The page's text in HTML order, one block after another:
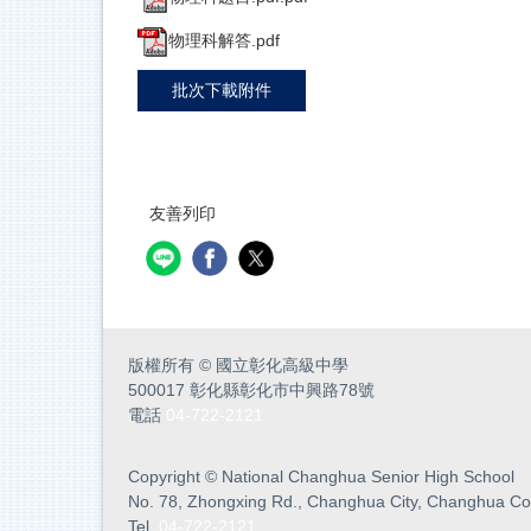
物理科解答.pdf
批次下載附件
友善列印
版權所有 © 國立彰化高級中學
500017 彰化縣彰化市中興路78號
電話
Copyright © National Changhua Senior High School
No. 78, Zhongxing Rd., Changhua City, Changhua
Tel.